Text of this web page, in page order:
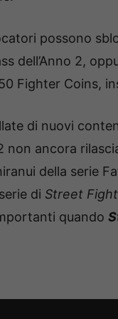
possono
dell’Anno 2,
Fighter Coins,
di nuovi
non ancora
della serie
di Street
quando